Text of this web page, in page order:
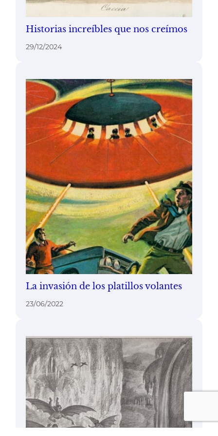
Historias increíbles que nos creímos
29/12/2024
La invasión de los platillos volantes
23/06/2022